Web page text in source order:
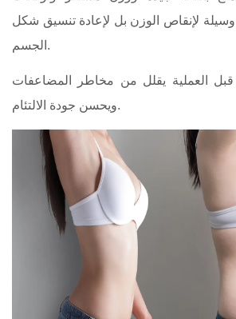
وسيلة لإنقاص الوزن بل لإعادة تنسيق شكل
الجسم.
قبل العملية يقلل من مخاطر المضاعفات
ويحسن جودة الالتئام.